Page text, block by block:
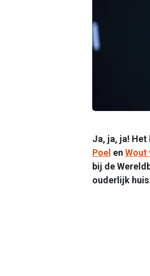
Ja, ja, ja!
Poel en Wout
bij de
ouderlijk